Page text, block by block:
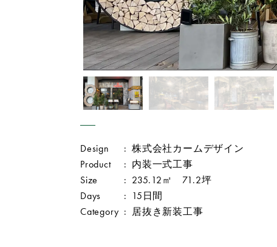
Design : 株式会社カームデザイン
Product
: 内装一式工事
Size
: 235.12㎡ 71.2坪
Days
: 15日間
Category : 居抜き新装工事